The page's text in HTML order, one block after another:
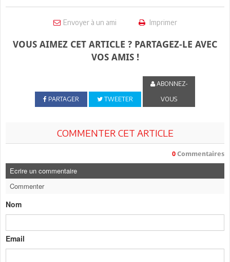
Envoyer à un ami Imprimer
VOUS AIMEZ CET ARTICLE ? PARTAGEZ-LE AVEC
VOS AMIS !
PARTAGER TWEETER
ABONNEZ-
VOUS
COMMENTER CET ARTICLE
0 Commentaires
Ecrire un commentaire
Commenter
Nom
Email